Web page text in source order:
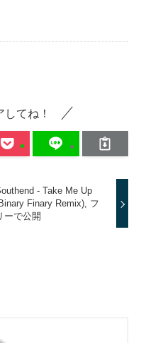
てね！
- Take Me Up
Finary Remix), フ
ーで公開